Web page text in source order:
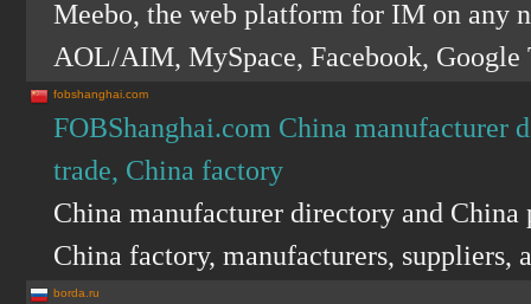
Meebo, the web platform for IM on any
AOL/AIM, MySpace, Facebook, Google
fobshanghai.com
FOBShanghai.com China manufacturer
trade, China factory
China manufacturer directory and
China factory, manufacturers, suppliers,
borda.ru